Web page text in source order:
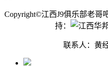
Copyright©江西J9俱乐部老哥
持：
联系人：黄